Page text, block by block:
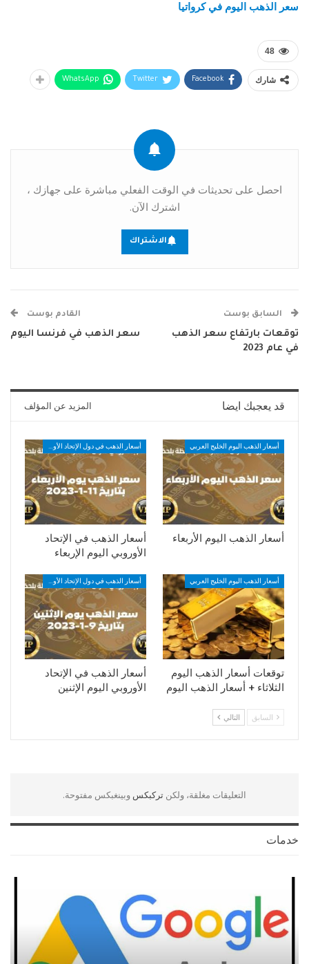
سعر الذهب اليوم في كرواتيا
48
شارك Facebook
Twitter
WhatsApp
احصل على تحديثات في الوقت الفعلي مباشرة على جهازك ،
اشترك الآن.
الاشتراك
السابق بوست
توقعات بارتفاع سعر الذهب
في عام 2023
القادم بوست
سعر الذهب في فرنسا اليوم
قد يعجبك ايضا المزيد عن المؤلف
أسعار الذهب اليوم الخليج العربي
أسعار الذهب اليوم الأربعاء
أسعار الذهب في الإتحاد
الأوروبي اليوم الإربعاء
أسعار الذهب اليوم الخليج العربي
توقعات أسعار الذهب اليوم
الثلاثاء + أسعار الذهب اليوم
أسعار الذهب في الإتحاد
الأوروبي اليوم الإثنين
السابق التالي
التعليقات مغلقة، ولكن تركبكس وبينغبكس مفتوحة.
خدمات